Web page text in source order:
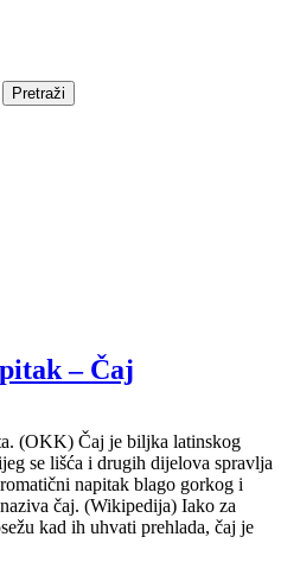
– Čaj
(OKK) Čaj je biljka latinskog
se lišća i drugih dijelova spravlja
napitak blago gorkog i
čaj. (Wikipedija) Iako za
kad ih uhvati prehlada, čaj je